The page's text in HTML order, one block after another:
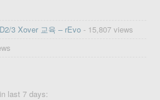
3 Xover 교육 – rEvo - 15,807 views
last 7 days: